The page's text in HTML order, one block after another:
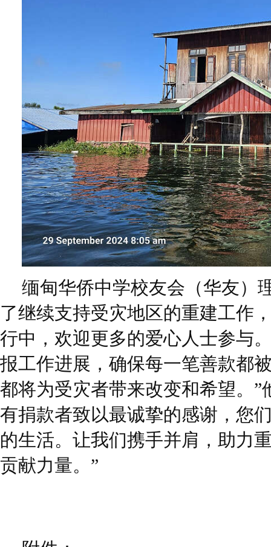
缅甸华侨中学校友会（华友）
了继续支持受灾地区的重建工作
行中，欢迎更多的爱心人士参与
报工作进展，确保每一笔善款都
都将为受灾者带来改变和希望。”
有捐款者致以最诚挚的感谢，您
的生活。让我们携手并肩，助力
贡献力量。”